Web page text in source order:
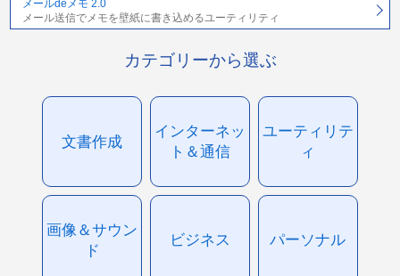
メールdeメモ 2.0
メール送信でメモを壁紙に書き込めるユーティリティ
カテゴリーから選ぶ
文書作成
インターネッ
ト＆通信
ユーティリテ
ィ
画像＆サウン
ド
ビジネス パーソナル